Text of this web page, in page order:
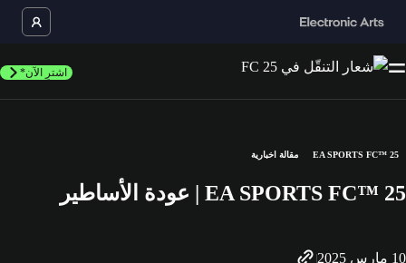
اشترِ الآن*
EA SPORTS FC™ 25 مقالة اخبارية
EA SPORTS FC™ 25 | عودة الأساطير
10 مارس 2025